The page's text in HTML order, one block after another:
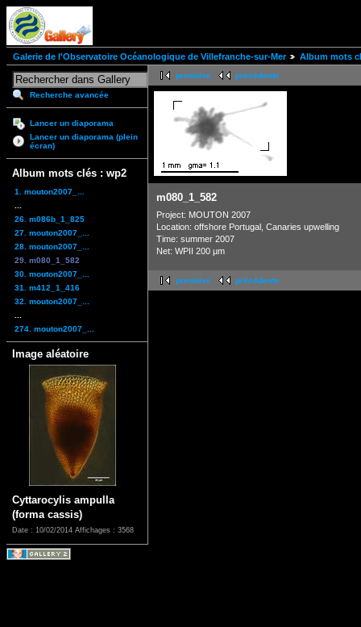
Galerie de l'Observatoire Océanologique de Villefranche-sur-Mer Album mots
Recherche avancée
Lancer un diaporama
Lancer un diaporama (plein
écran)
Album mots clés : wp2
1. mouton2007_...
26. m086b_1_825
27. mouton2007_...
28. mouton2007_...
29. m080_1_582
30. mouton2007_...
31. m412_1_416
32. mouton2007_...
274. mouton2007_...
Image aléatoire
Cyttarocylis ampulla
(forma cassis)
Date : 10/02/2014 Affichages : 3568
première précédente
m080_1_582
Project: MOUTON 2007
Location: offshore Portugal, Canaries upwelling
Time: summer 2007
Net: WPII 200 µm
première précédente